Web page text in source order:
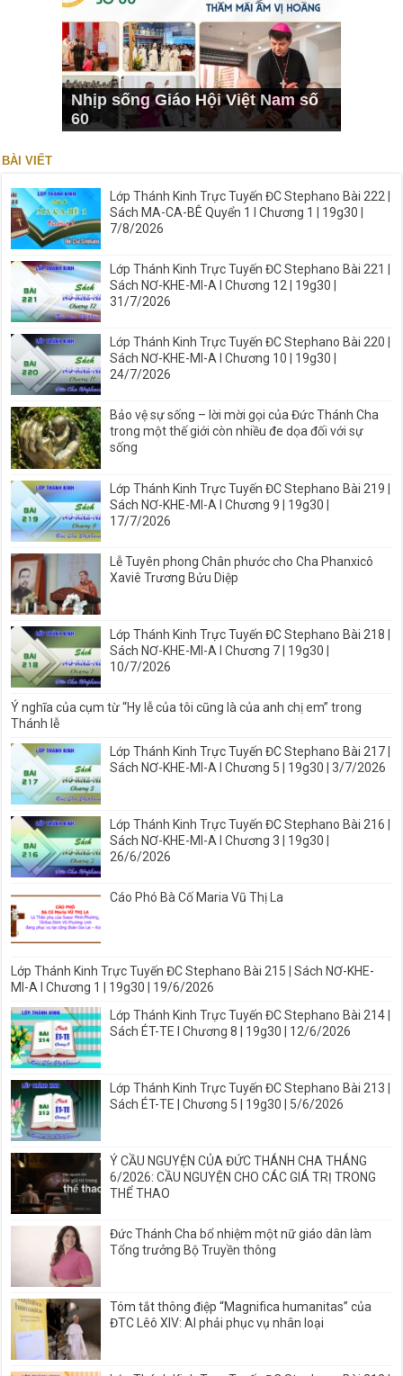
Nhịp sống Giáo Hội Việt Nam số
60
BÀI VIẾT
Lớp Thánh Kinh Trực Tuyến ĐC Stephano Bài 222 |
Sách MA-CA-BÊ Quyển 1 I Chương 1 | 19g30 |
7/8/2026
Lớp Thánh Kinh Trực Tuyến ĐC Stephano Bài 221 |
Sách NƠ-KHE-MI-A I Chương 12 | 19g30 |
31/7/2026
Lớp Thánh Kinh Trực Tuyến ĐC Stephano Bài 220 |
Sách NƠ-KHE-MI-A I Chương 10 | 19g30 |
24/7/2026
Bảo vệ sự sống – lời mời gọi của Đức Thánh Cha
trong một thế giới còn nhiều đe dọa đối với sự
sống
Lớp Thánh Kinh Trực Tuyến ĐC Stephano Bài 219 |
Sách NƠ-KHE-MI-A I Chương 9 | 19g30 |
17/7/2026
Lễ Tuyên phong Chân phước cho Cha Phanxicô
Xaviê Trương Bửu Diệp
Lớp Thánh Kinh Trực Tuyến ĐC Stephano Bài 218 |
Sách NƠ-KHE-MI-A I Chương 7 | 19g30 |
10/7/2026
Ý nghĩa của cụm từ “Hy lễ của tôi cũng là của anh chị em” trong
Thánh lễ
Lớp Thánh Kinh Trực Tuyến ĐC Stephano Bài 217 |
Sách NƠ-KHE-MI-A I Chương 5 | 19g30 | 3/7/2026
Lớp Thánh Kinh Trực Tuyến ĐC Stephano Bài 216 |
Sách NƠ-KHE-MI-A I Chương 3 | 19g30 |
26/6/2026
Cáo Phó Bà Cố Maria Vũ Thị La
Lớp Thánh Kinh Trực Tuyến ĐC Stephano Bài 215 | Sách NƠ-KHE-
MI-A I Chương 1 | 19g30 | 19/6/2026
Lớp Thánh Kinh Trực Tuyến ĐC Stephano Bài 214 |
Sách ÉT-TE I Chương 8 | 19g30 | 12/6/2026
Lớp Thánh Kinh Trực Tuyến ĐC Stephano Bài 213 |
Sách ÉT-TE | Chương 5 | 19g30 | 5/6/2026
Ý CẦU NGUYỆN CỦA ĐỨC THÁNH CHA THÁNG
6/2026: CẦU NGUYỆN CHO CÁC GIÁ TRỊ TRONG
THỂ THAO
Đức Thánh Cha bổ nhiệm một nữ giáo dân làm
Tổng trưởng Bộ Truyền thông
Tóm tắt thông điệp “Magnifica humanitas” của
ĐTC Lêô XIV: AI phải phục vụ nhân loại